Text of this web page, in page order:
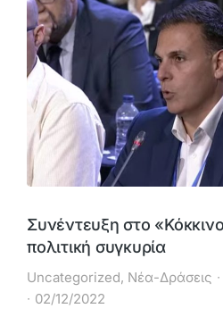
Συνέντευξη στο
πολιτική συγκυρία
Uncategorized, Νέα-Δράσεις
02/12/2022